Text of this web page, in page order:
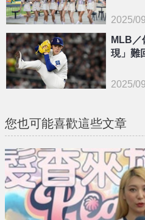
{PLAYICON}
2025/
MLB／
現」難
2025/
您也可能喜歡這些文章